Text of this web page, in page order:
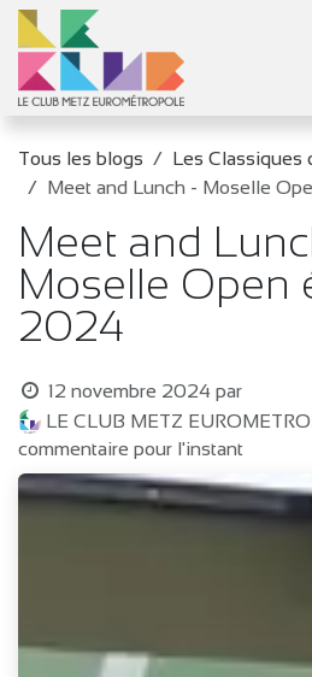
Se rendre au contenu
Tous les blogs
Les Classiques
Meet and Lunch - Moselle
Meet and
Moselle Open
2024
12 novembre 2024 par
LE CLUB METZ
commentaire pour l'instant